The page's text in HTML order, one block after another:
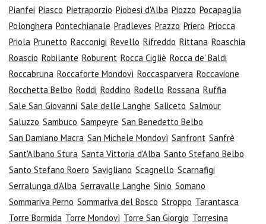
Pianfei Piasco Pietraporzio Piobesi d'Alba Piozzo Pocapaglia
Polonghera Pontechianale Pradleves Prazzo Priero Priocca
Priola Prunetto Racconigi Revello Rifreddo Rittana Roaschia
Roascio Robilante Roburent Rocca Cigliè Rocca de' Baldi
Roccabruna Roccaforte Mondovì Roccasparvera Roccavione
Rocchetta Belbo Roddi Roddino Rodello Rossana Ruffia
Sale San Giovanni Sale delle Langhe Saliceto Salmour
Saluzzo Sambuco Sampeyre San Benedetto Belbo
San Damiano Macra San Michele Mondovì Sanfront Sanfrè
Sant'Albano Stura Santa Vittoria d'Alba Santo Stefano Belbo
Santo Stefano Roero Savigliano Scagnello Scarnafigi
Serralunga d'Alba Serravalle Langhe Sinio Somano
Sommariva Perno Sommariva del Bosco Stroppo Tarantasca
Torre Bormida Torre Mondovì Torre San Giorgio Torresina